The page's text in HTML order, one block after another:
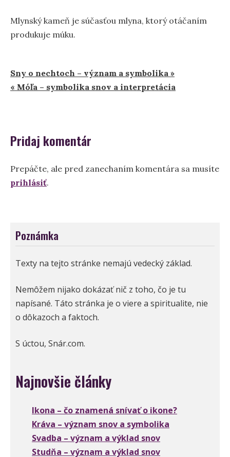
Mlynský kameň je súčasťou mlyna, ktorý otáčaním
produkuje múku.
Navigácia
v
Sny o nechtoch – význam a symbolika »
« Móľa – symbolika snov a interpretácia
Pridaj komentár
Prepáčte, ale pred zanechaním komentára sa musíte
prihlásiť.
Poznámka
Texty na tejto stránke nemajú vedecký základ.
Nemôžem nijako dokázať nič z toho, čo je tu
napísané. Táto stránka je o viere a spiritualite, nie
o dôkazoch a faktoch.
S úctou, Snár.com.
Najnovšie články
Ikona – čo znamená snívať o ikone?
Kráva – význam snov a symbolika
Svadba – význam a výklad snov
Studňa – význam a výklad snov